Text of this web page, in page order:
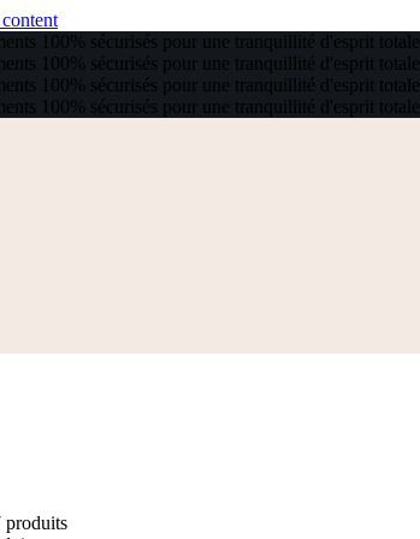
100% sécurisés pour une tranquillité d'esprit totale
100% sécurisés pour une tranquillité d'esprit totale
100% sécurisés pour une tranquillité d'esprit totale
100% sécurisés pour une tranquillité d'esprit totale
produits